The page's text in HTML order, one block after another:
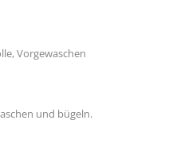
Vorgewaschen
und bügeln.